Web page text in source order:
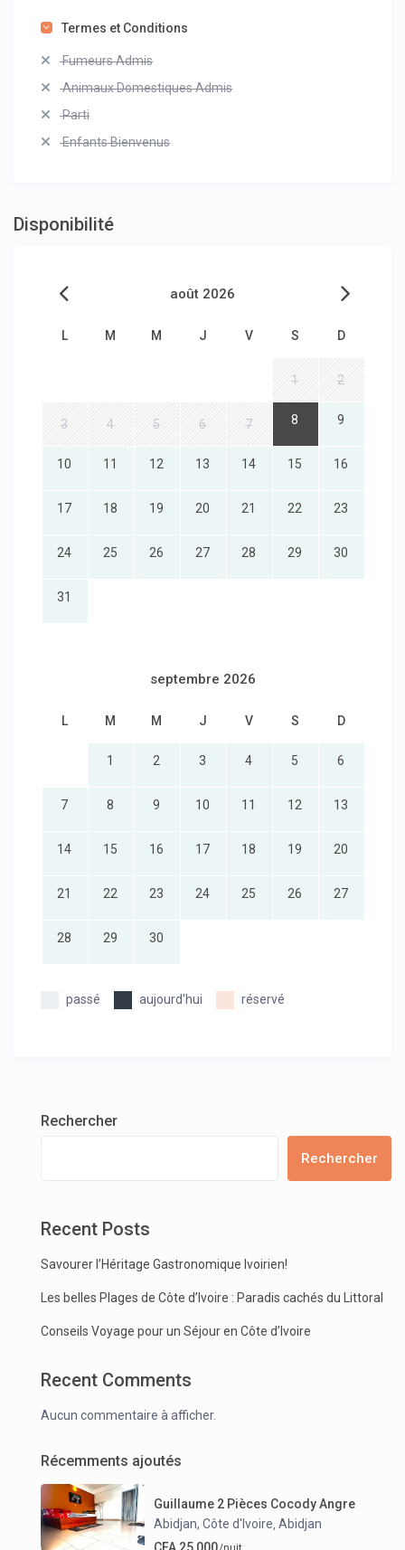
Termes et Conditions
Fumeurs Admis
Animaux Domestiques Admis
Parti
Enfants Bienvenus
Disponibilité
août 2026
L M M J V S D
1 2
3 4 5 6 7 8 9
10 11 12 13 14 15 16
17 18 19 20 21 22 23
24 25 26 27 28 29 30
31
septembre 2026
L M M J V S D
1 2 3 4 5 6
7 8 9 10 11 12 13
14 15 16 17 18 19 20
21 22 23 24 25 26 27
28 29 30
passé aujourd'hui réservé
Rechercher
Rechercher
Recent Posts
Savourer l’Héritage Gastronomique Ivoirien!
Les belles Plages de Côte d’Ivoire : Paradis cachés du Littoral
Conseils Voyage pour un Séjour en Côte d’Ivoire
Recent Comments
Aucun commentaire à afficher.
Récemments ajoutés
Guillaume 2 Pièces Cocody Angre
Abidjan, Côte d'Ivoire ,Abidjan
CFA 25,000